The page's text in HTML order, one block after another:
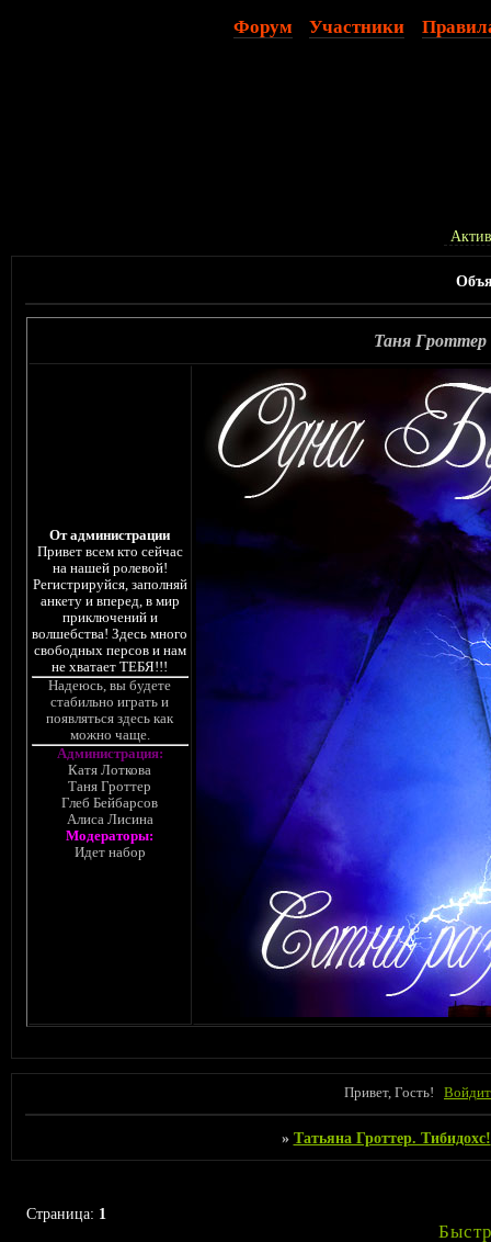
Форум Участники
Таня Гроттер
От администрации
Привет всем кто сейчас
на нашей ролевой!
Регистрируйся, заполняй
анкету и вперед, в мир
приключений и
волшебства! Здесь много
свободных персов и нам
не хватает ТЕБЯ!!!
Надеюсь, вы будете
стабильно играть и
появляться здесь как
можно чаще.
Администрация:
Катя Лоткова
Таня Гроттер
Глеб Бейбарсов
Алиса Лисина
Модераторы:
Идет набор
Привет, Гость!
» Татьяна Гроттер. Тибидохс!
Страница: 1